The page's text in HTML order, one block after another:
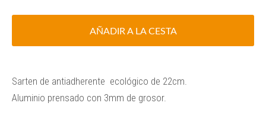
AÑADIR A LA CESTA
Sarten de antiadherente ecológico de 22cm.
Aluminio prensado con 3mm de grosor.